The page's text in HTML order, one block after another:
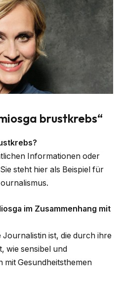
brustkrebs“
Informationen oder
steht hier als Beispiel für
im Zusammenhang mit
Journalistin ist, die durch ihre
wie sensibel und
Gesundheitsthemen